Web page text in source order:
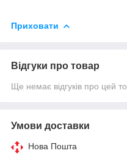
Приховати
Відгуки про товар
Ще немає відгуків про цей
Умови доставки
Нова Пошта